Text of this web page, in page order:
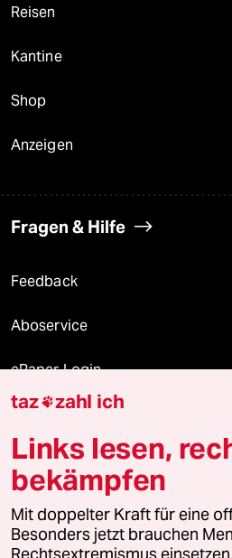
Reisen
Kantine
Shop
Anzeigen
Fragen & Hilfe
Feedback
Aboservice
ePaper Login
Downloads für Abonnierende
© 2026 taz Verlags und Vertriebs
Alle Rechte vorbehalten. Bei rechtlichen
wenden Sie sich bitte an
lizenzen@taz.de
taz zahl ich
Links lesen,
bekämpfen
Mit doppelter Kraft für eine
Besonders jetzt brauchen